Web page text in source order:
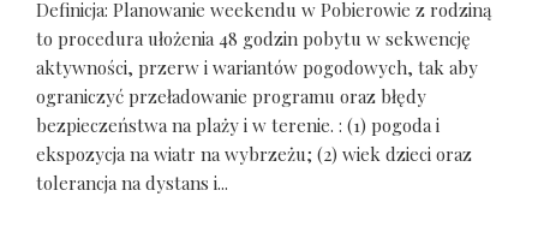
Definicja: Planowanie weekendu w Pobierowie z rodziną
to procedura ułożenia 48 godzin pobytu w sekwencję
aktywności, przerw i wariantów pogodowych, tak aby
ograniczyć przeładowanie programu oraz błędy
bezpieczeństwa na plaży i w terenie. : (1) pogoda i
ekspozycja na wiatr na wybrzeżu; (2) wiek dzieci oraz
tolerancja na dystans i...